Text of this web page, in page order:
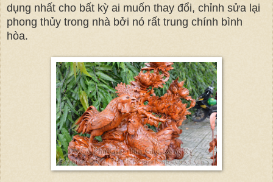
dụng nhất cho bất kỳ ai muốn thay đổi, chỉnh sửa lại
phong thủy trong nhà bởi nó rất trung chính bình
hòa.